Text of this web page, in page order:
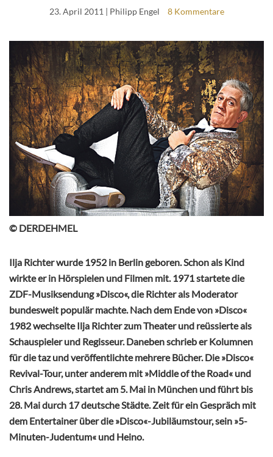
23. April 2011 | Philipp Engel 8 Kommentare
© DERDEHMEL
Ilja Richter wurde 1952 in Berlin geboren. Schon als Kind
wirkte er in Hörspielen und Filmen mit. 1971 startete die
ZDF-Musiksendung »Disco«, die Richter als Moderator
bundesweit populär machte. Nach dem Ende von »Disco«
1982 wechselte Ilja Richter zum Theater und reüssierte als
Schauspieler und Regisseur. Daneben schrieb er Kolumnen
für die taz und veröffentlichte mehrere Bücher. Die »Disco«
Revival-Tour, unter anderem mit »Middle of the Road« und
Chris Andrews, startet am 5. Mai in München und führt bis
28. Mai durch 17 deutsche Städte. Zeit für ein Gespräch mit
dem Entertainer über die »Disco«-Jubiläumstour, sein »5-
Minuten-Judentum« und Heino.